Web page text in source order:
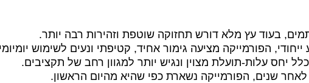
בעוד עץ מלא דורש תחזוקה שוטפת וזהירות רבה יותר.
הפורמייקה מציעה גימור אחיד, קטיפתי ונעים לשימוש
יחס עלות-תועלת מצוין ונגיש יותר למגוון רחב של תקציבים.
שנים, הפורמייקה נשארת כפי שהיא מהיום הראשון.